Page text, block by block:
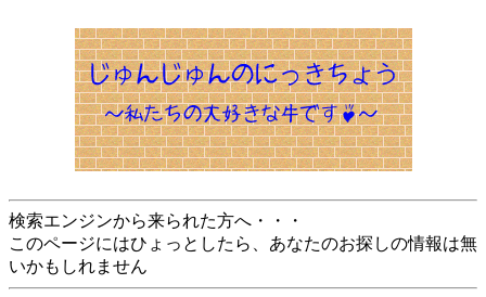
検索エンジンから来られた方へ・・・
このページにはひょっとしたら、あなたのお探しの情報は無
いかもしれません